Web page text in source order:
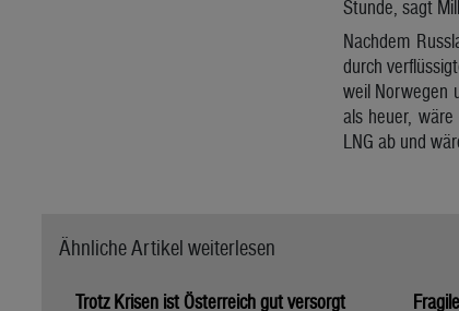
Stunde, sagt
Nachdem
durch
weil Norwegen
als heuer,
LNG ab und
Ähnliche Artikel weiterlesen
Trotz Krisen ist Österreich gut versorgt